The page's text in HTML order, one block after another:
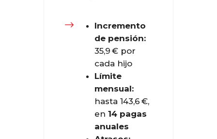
$
Incremento
de pensión:
35,9 € por
cada hijo
Límite
mensual:
hasta 143,6 €,
en 14 pagas
anuales